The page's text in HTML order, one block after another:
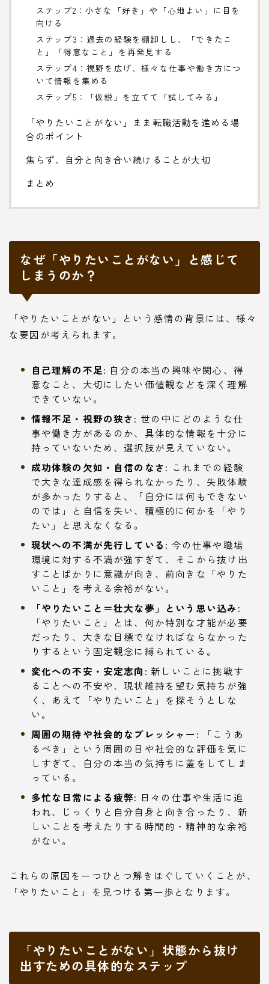
ステップ2：小さな「好き」や「心地よい」に目を
向ける
ステップ3：過去の経験を棚卸しし、「できたこ
と」「得意なこと」を再発見する
ステップ4：視野を広げ、様々な仕事や働き方につ
いて情報を集める
ステップ5：「仮説」を立てて「試してみる」
「やりたいことがない」まま転職活動を進める場
合のポイント
焦らず、自分と向き合い続けることが大切
まとめ
なぜ「やりたいことがない」と感じて
しまうのか？
「やりたいことがない」という感情の背景には、様々
な要因が考えられます。
自己理解の不足: 自分の本当の興味や関心、得
意なこと、大切にしたい価値観などを深く理解
できていない。
情報不足・視野の狭さ: 世の中にどのような仕
事や働き方があるのか、具体的な情報を十分に
持っていないため、選択肢が見えていない。
成功体験の欠如・自信のなさ: これまでの経験
で大きな達成感を得られなかったり、失敗体験
が多かったりすると、「自分には何もできない
のでは」と自信を失い、積極的に何かを「やり
たい」と思えなくなる。
現状への不満が先行している: 今の仕事や職場
環境に対する不満が強すぎて、そこから抜け出
すことばかりに意識が向き、前向きな「やりた
いこと」を考える余裕がない。
「やりたいこと＝壮大な夢」という思い込み:
「やりたいこと」とは、何か特別な才能が必要
だったり、大きな目標でなければならなかった
りするという固定観念に縛られている。
変化への不安・安定志向: 新しいことに挑戦す
ることへの不安や、現状維持を望む気持ちが強
く、あえて「やりたいこと」を探そうとしな
い。
周囲の期待や社会的なプレッシャー: 「こうあ
るべき」という周囲の目や社会的な評価を気に
しすぎて、自分の本当の気持ちに蓋をしてしま
っている。
多忙な日常による疲弊: 日々の仕事や生活に追
われ、じっくりと自分自身と向き合ったり、新
しいことを考えたりする時間的・精神的な余裕
がない。
これらの原因を一つひとつ解きほぐしていくことが、
「やりたいこと」を見つける第一歩となります。
「やりたいことがない」状態から抜け
出すための具体的なステップ